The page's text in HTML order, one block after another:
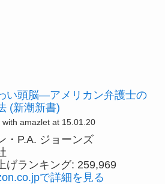
い頭脳―アメリカン弁護士の
(新潮新書)
with amazlet at 15.01.20
・P.A. ジョーンズ
げランキング: 259,969
で詳細を見る